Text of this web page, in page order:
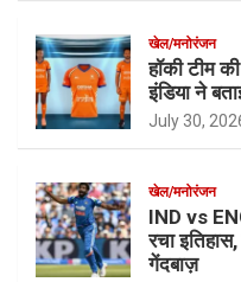
खेल/मनोरंजन
हॉकी टीम की
इंडिया ने
July 30,
खेल/मनोरंजन
IND vs
रचा
गेंदबाज़